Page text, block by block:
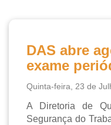
DAS abre
exame
Quinta-feira, 23 de
A Diretoria de
Segurança do